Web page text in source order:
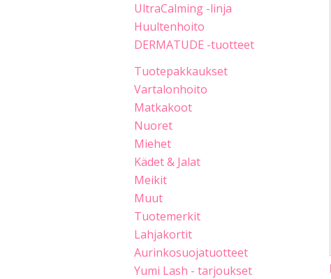
UltraCalming -linja
Huultenhoito
DERMATUDE -tuotteet
Tuotepakkaukset
Vartalonhoito
Matkakoot
Nuoret
Miehet
Kädet & Jalat
Meikit
Muut
Tuotemerkit
Lahjakortit
Aurinkosuojatuotteet
Yumi Lash - tarjoukset